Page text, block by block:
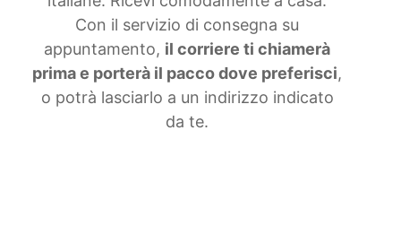
siliconiche Gomma liquida trasparente Gomma
per stampi Gomma siliconica resistente Gomma
siliconica per stampi complessi Gomma siliconica
liquida Gomma siliconica morbida Gomma colata
Gomma siliconica per calchi resistenti Gomma
siliconica Gomma siliconica antiaderente See all
articles →
Con il servizio di consegna su
appuntamento, il corriere ti chiamerà
prima e porterà il pacco dove preferisci,
o potrà lasciarlo a un indirizzo indicato
da te.